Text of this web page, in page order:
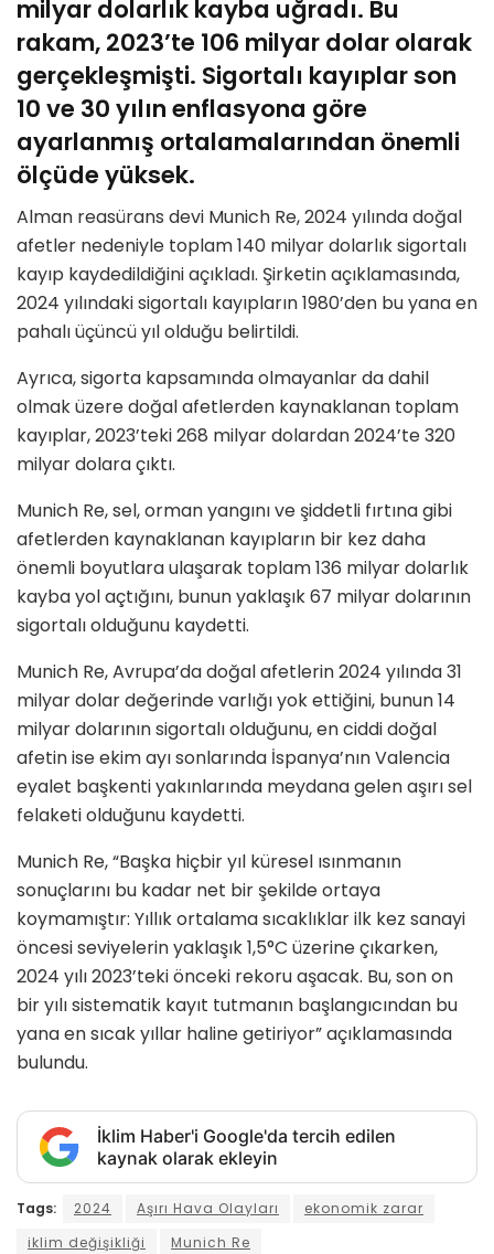
milyar dolarlık kayba uğradı. Bu
rakam, 2023’te 106 milyar dolar olarak
gerçekleşmişti. Sigortalı kayıplar son
10 ve 30 yılın enflasyona göre
ayarlanmış ortalamalarından önemli
ölçüde yüksek.
Alman reasürans devi Munich Re, 2024 yılında doğal
afetler nedeniyle toplam 140 milyar dolarlık sigortalı
kayıp kaydedildiğini açıkladı. Şirketin açıklamasında,
2024 yılındaki sigortalı kayıpların 1980’den bu yana en
pahalı üçüncü yıl olduğu belirtildi.
Ayrıca, sigorta kapsamında olmayanlar da dahil
olmak üzere doğal afetlerden kaynaklanan toplam
kayıplar, 2023’teki 268 milyar dolardan 2024’te 320
milyar dolara çıktı.
Munich Re, sel, orman yangını ve şiddetli fırtına gibi
afetlerden kaynaklanan kayıpların bir kez daha
önemli boyutlara ulaşarak toplam 136 milyar dolarlık
kayba yol açtığını, bunun yaklaşık 67 milyar dolarının
sigortalı olduğunu kaydetti.
Munich Re, Avrupa’da doğal afetlerin 2024 yılında 31
milyar dolar değerinde varlığı yok ettiğini, bunun 14
milyar dolarının sigortalı olduğunu, en ciddi doğal
afetin ise ekim ayı sonlarında İspanya’nın Valencia
eyalet başkenti yakınlarında meydana gelen aşırı sel
felaketi olduğunu kaydetti.
Munich Re, “Başka hiçbir yıl küresel ısınmanın
sonuçlarını bu kadar net bir şekilde ortaya
koymamıştır: Yıllık ortalama sıcaklıklar ilk kez sanayi
öncesi seviyelerin yaklaşık 1,5°C üzerine çıkarken,
2024 yılı 2023’teki önceki rekoru aşacak. Bu, son on
bir yılı sistematik kayıt tutmanın başlangıcından bu
yana en sıcak yıllar haline getiriyor” açıklamasında
bulundu.
İklim Haber'i Google'da tercih edilen
kaynak olarak ekleyin
Tags: 2024 Aşırı Hava Olayları
ekonomik zarar
iklim değişikliği
Munich Re